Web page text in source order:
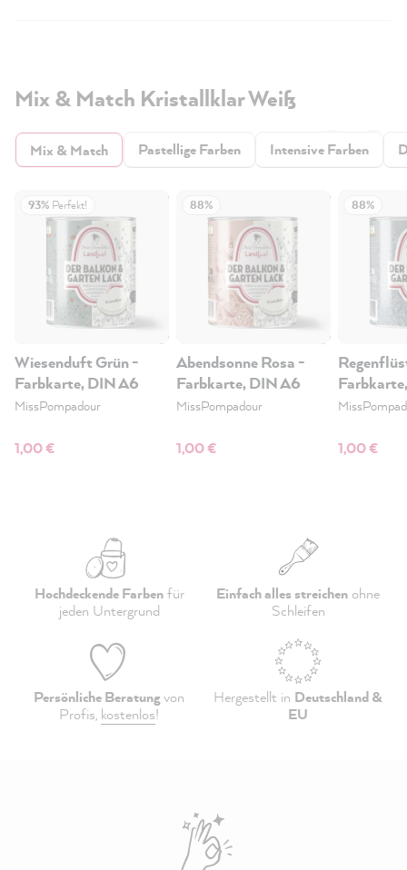
Mix & Match Kristallklar Weiß
Mix & Match Pastellige Farben Intensive Farben
93% Perfekt!
Wiesenduft Grün -
Farbkarte, DIN A6
MissPompadour
1,00 €
88%
Abendsonne Rosa -
Farbkarte, DIN A6
MissPompadour
1,00 €
88%
1,00 €
Hochdeckende Farbenfür
jeden Untergrund
Einfach alles streichen ohne
Schleifen
Persönliche Beratungvon
Profis, kostenlos!
Hergestellt in Deutschland &
EU